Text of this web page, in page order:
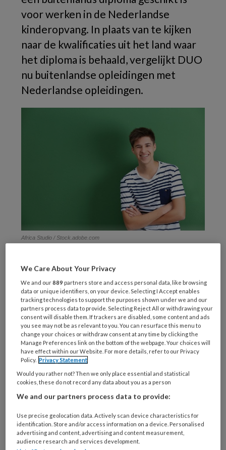
voor werken in de Nederlandse
kinderopvang. In plaats van te kijken
naar de kwalificaties uit het land waar
het diploma is behaald, vergelijkt DUO
nu buitenlandse opleidingen met
Nederlandse opleidingen.
Africa Studio / Stock.adobe.com
REGISTREREN
Wil je dit artikel lezen?
Maak gratis een account aan en lees 2
artikelen gratis per maand
Al een account of abonnement?Log dan in
Wat
is
je
We Care About Your Privacy
We and our889 partners store and access personal data, like browsing
data or unique identifiers, on your device. Selecting I Accept enables
tracking technologies to support the purposes shown under we and our
partners process data to provide. Selecting Reject All or withdrawing your
consent will disable them. If trackers are disabled, some content and ads
you see may not be as relevant to you. You can resurface this menu to
change your choices or withdraw consent at any time by clicking the
Manage Preferences link on the bottom of the webpage. Your choices will
have effect within our Website. For more details, refer to our Privacy
Policy. Privacy Statement
Would you rather not? Then we only place essential and statistical
cookies, these do not record any data about you as a person
We and our partners process data to provide:
Use precise geolocation data. Actively scan device characteristics for
identification. Store and/or access information on a device. Personalised
advertising and content, advertising and content measurement,
audience research and services development.